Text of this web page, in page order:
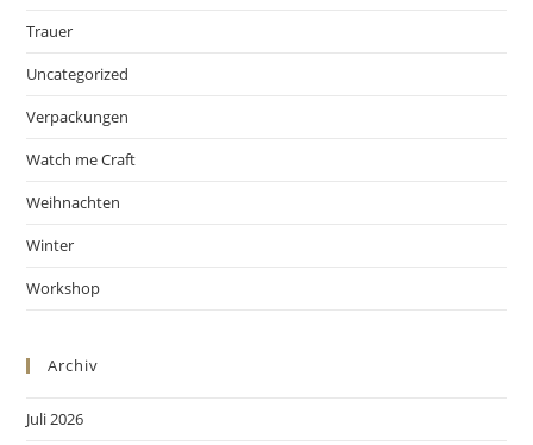
Trauer
Uncategorized
Verpackungen
Watch me Craft
Weihnachten
Winter
Workshop
Archiv
Juli 2026